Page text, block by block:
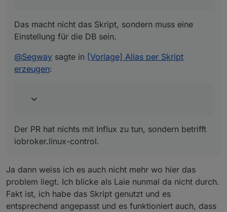
Der PR hat nichts mit Influx zu tun, sondern betrifft
iobroker.linux-control.
Das macht nicht das Skript, sondern muss eine
Einstellung für die DB sein.
@Segway sagte in [Vorlage] Alias per Skript
erzeugen:
Der PR hat nichts mit Influx zu tun, sondern betrifft
iobroker.linux-control.
Ja dann weiss ich es auch nicht mehr wo hier das
problem liegt. Ich blicke als Laie nunmal da nicht durch.
Fakt ist, ich habe das Skript genutzt und es
entsprechend angepasst und es funktioniert auch, dass